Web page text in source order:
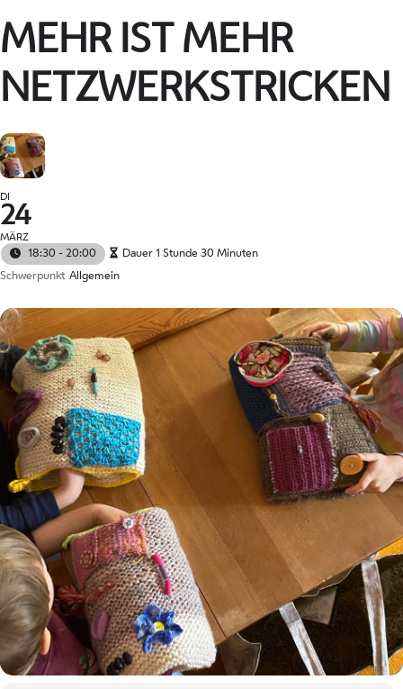
MEHR IST MEHR
NETZWERKSTRICKEN
DI
24
MÄRZ
18:30 - 20:00
Dauer 1 Stunde 30 Minuten
Schwerpunkt Allgemein